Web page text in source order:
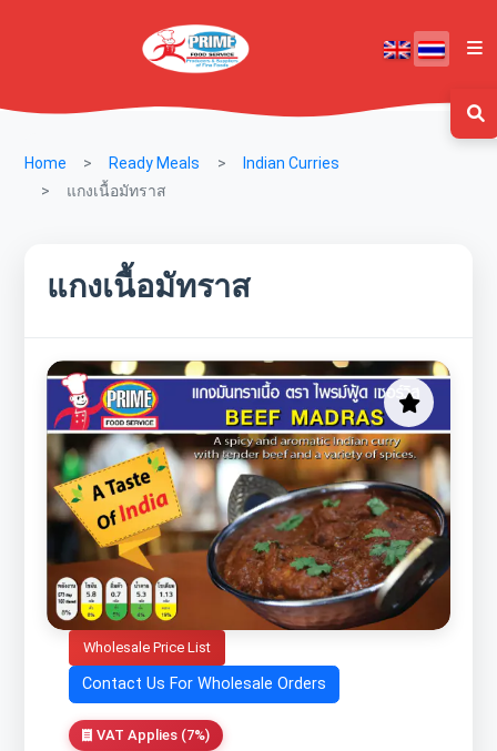
Home Ready Meals
Indian Curries
แกงเนื้อมัทราส
แกงเนื้อมัทราส
Wholesale Price List
Contact Us For Wholesale Orders
VAT Applies (7%)